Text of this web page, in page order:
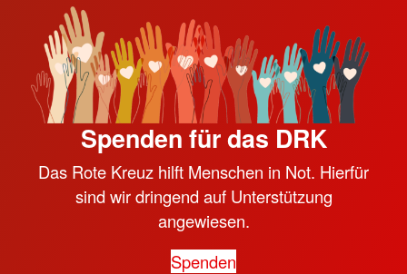
Spenden für das DRK
Das Rote Kreuz hilft Menschen in Not. Hierfür
sind wir dringend auf Unterstützung
angewiesen.
Spenden